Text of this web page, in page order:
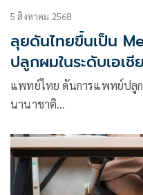
5 สิงหาคม 2568
ลุยดันไทยขึ้นเป็น
ปลูกผมในระดับเอเชีย
แพทย์ไทย ดันการแพทย์ปลู
นานาชาติ…